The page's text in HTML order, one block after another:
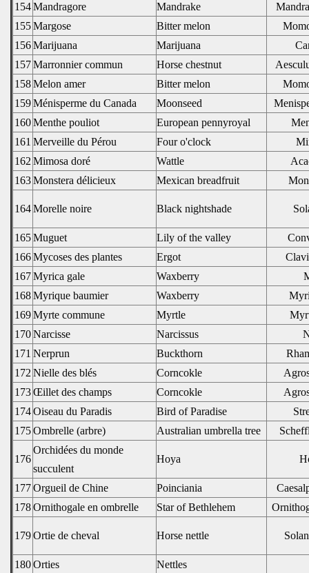
154Mandragore Mandrake
155Margose Bitter melon
156Marijuana Marijuana
157Marronnier commun Horse chestnut
158Melon amer Bitter melon
159Ménisperme du Canada Moonseed
160Menthe pouliot European pennyroyal
161 Merveille du Pérou Four o'clock
162 Mimosa doré Wattle
163Monstera délicieux Mexican breadfruit
164Morelle noire Black nightshade
165Muguet Lily of the valley
166Mycoses des plantes Ergot
167Myrica gale Waxberry
168Myrique baumier Waxberry
169Myrte commune Myrtle
170Narcisse Narcissus
171 Nerprun Buckthorn
172 Nielle des blés Corncokle
173Œillet des champs Corncokle
174Oiseau du Paradis Bird of Paradise
175Ombrelle (arbre) Australian umbrella tree
176
Orchidées du monde
succulent
Hoya
177Orgueil de Chine Poinciania
178Ornithogale en ombrelle Star of Bethlehem
179Ortie de cheval Horse nettle
180Orties Nettles